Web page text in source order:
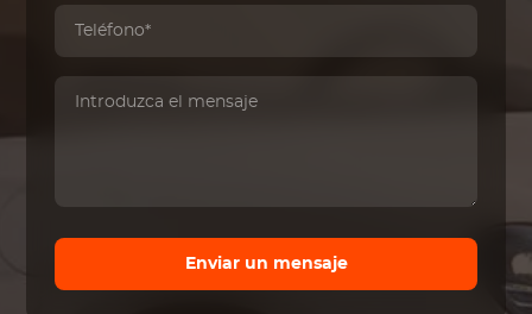
Enviar un mensaje